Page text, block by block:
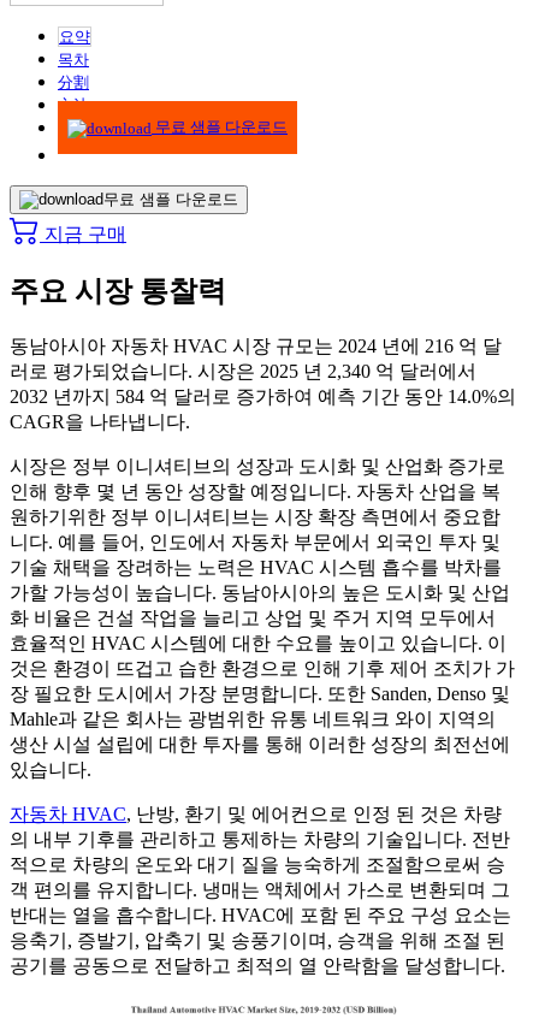
요약
목차
分割
方法
무료 샘플 다운로드
무료 샘플 다운로드
지금 구매
주요 시장 통찰력
동남아시아 자동차 HVAC 시장 규모는 2024 년에 216 억 달
러로 평가되었습니다. 시장은 2025 년 2,340 억 달러에서
2032 년까지 584 억 달러로 증가하여 예측 기간 동안 14.0%의
CAGR을 나타냅니다.
시장은 정부 이니셔티브의 성장과 도시화 및 산업화 증가로
인해 향후 몇 년 동안 성장할 예정입니다. 자동차 산업을 복
원하기위한 정부 이니셔티브는 시장 확장 측면에서 중요합
니다. 예를 들어, 인도에서 자동차 부문에서 외국인 투자 및
기술 채택을 장려하는 노력은 HVAC 시스템 흡수를 박차를
가할 가능성이 높습니다. 동남아시아의 높은 도시화 및 산업
화 비율은 건설 작업을 늘리고 상업 및 주거 지역 모두에서
효율적인 HVAC 시스템에 대한 수요를 높이고 있습니다. 이
것은 환경이 뜨겁고 습한 환경으로 인해 기후 제어 조치가 가
장 필요한 도시에서 가장 분명합니다. 또한 Sanden, Denso 및
Mahle과 같은 회사는 광범위한 유통 네트워크 와이 지역의
생산 시설 설립에 대한 투자를 통해 이러한 성장의 최전선에
있습니다.
자동차 HVAC, 난방, 환기 및 에어컨으로 인정 된 것은 차량
의 내부 기후를 관리하고 통제하는 차량의 기술입니다. 전반
적으로 차량의 온도와 대기 질을 능숙하게 조절함으로써 승
객 편의를 유지합니다. 냉매는 액체에서 가스로 변환되며 그
반대는 열을 흡수합니다. HVAC에 포함 된 주요 구성 요소는
응축기, 증발기, 압축기 및 송풍기이며, 승객을 위해 조절 된
공기를 공동으로 전달하고 최적의 열 안락함을 달성합니다.